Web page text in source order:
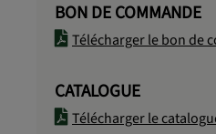
BON DE COMMANDE
Télécharger le bon de
CATALOGUE
Télécharger le